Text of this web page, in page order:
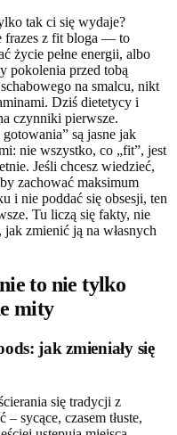
tak ci się wydaje?
frazes z fit bloga — to
życie pełne energii, albo
pokolenia przed tobą
na smalcu, nikt
Dziś dietetycy i
czynniki pierwsze.
są jasne jak
nie wszystko, co „fit”, jest
Jeśli chcesz wiedzieć,
zachować maksimum
i nie poddać się obsesji, ten
Tu liczą się fakty, nie
zmienić ją na własnych
to nie tylko
mity
jak zmieniały się
się tradycji z
sycące, czasem tłuste,